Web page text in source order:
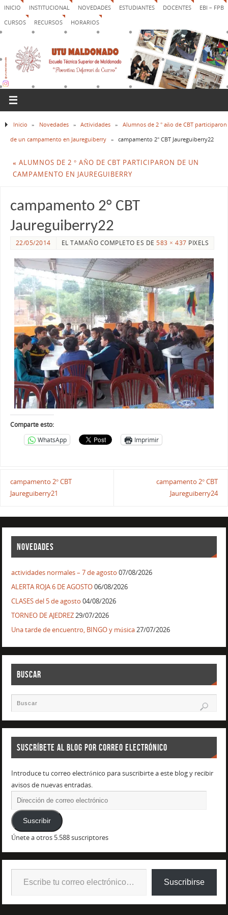
INICIO INSTITUCIONAL NOVEDADES ESTUDIANTES DOCENTES
EBI – FPB
CURSOS
RECURSOS HORARIOS
Inicio » Novedades » Actividades »
Alumnos de 2 ° año de CBT participaron
de un campamento en Jaureguiberry » campamento 2° CBT Jaureguiberry22
« ALUMNOS DE 2 ° AÑO DE CBT PARTICIPARON DE UN
CAMPAMENTO EN JAUREGUIBERRY
campamento 2° CBT
Jaureguiberry22
22/05/2014 EL TAMAÑO COMPLETO ES DE583 × 437 PIXELS
Comparte esto:
WhatsApp
Imprimir
campamento 2° CBT
Jaureguiberry21
campamento 2° CBT
Jaureguiberry24
NOVEDADES
actividades normales – 7 de agosto 07/08/2026
ALERTA ROJA 6 DE AGOSTO06/08/2026
CLASES del 5 de agosto 04/08/2026
TORNEO DE AJEDREZ29/07/2026
Una tarde de encuentro, BINGO y música27/07/2026
BUSCAR
SUSCRÍBETE AL BLOG POR CORREO ELECTRÓNICO
Introduce tu correo electrónico para suscribirte a este blog y recibir
avisos de nuevas entradas.
Suscribir
Únete a otros 5.588 suscriptores
Suscribirse